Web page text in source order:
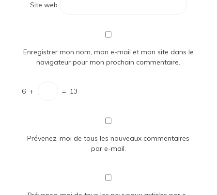
Site web
Enregistrer mon nom, mon e-mail et mon site dans le
navigateur pour mon prochain commentaire.
6 + = 13
Prévenez-moi de tous les nouveaux commentaires
par e-mail.